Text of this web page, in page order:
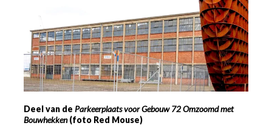
Deel van de Parkeerplaats voor Gebouw 72 Omzoomd met
Bouwhekken(foto Red Mouse)